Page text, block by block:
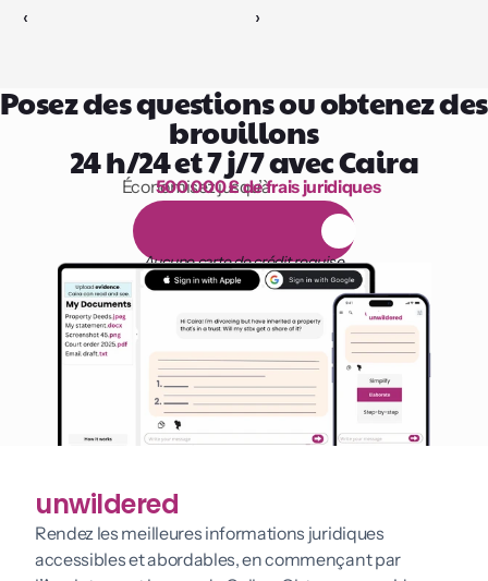
‹ ›
Posez des questions ou obtenez des
brouillons
24 h/24 et 7 j/7 avec Caira
1 000 heures de lecture
Économisez jusqu’à
500 000 £ de frais juridiques
E s
Aucune carte de crédit requise
unwildered
Rendez les meilleures informations juridiques
accessibles et abordables, en commençant par